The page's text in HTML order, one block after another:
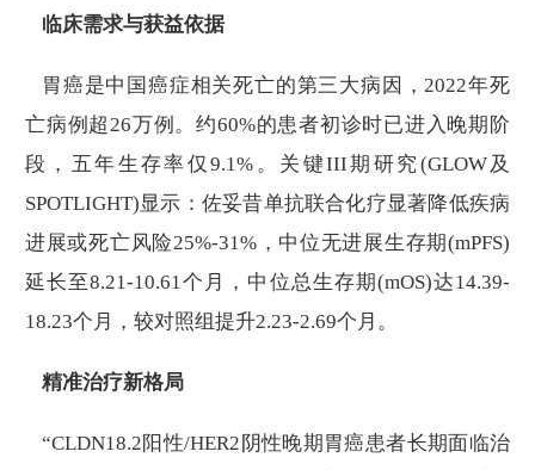
临床需求与获益依据
胃癌是中国癌症相关死亡的第三大病因，2022年死
亡病例超26万例。约60%的患者初诊时已进入晚期阶
段，五年生存率仅9.1%。关键III期研究(GLOW及
SPOTLIGHT)显示：佐妥昔单抗联合化疗显著降低疾病
进展或死亡风险25%-31%，中位无进展生存期(mPFS)
延长至8.21-10.61个月，中位总生存期(mOS)达14.39-
18.23个月，较对照组提升2.23-2.69个月。
精准治疗新格局
“CLDN18.2阳性/HER2阴性晚期胃癌患者长期面临治